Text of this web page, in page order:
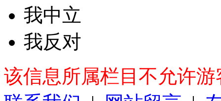
我中立
我反对
该信息所属栏目不允许